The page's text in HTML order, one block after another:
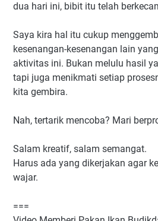
dua hari ini, bibit itu telah
Saya kira hal itu cukup
kesenangan-kesenangan lain
aktivitas ini. Bukan melulu hasil
tapi juga menikmati setiap
kita gembira.
Nah, tertarik mencoba? Mari
Salam kreatif, salam semangat.
Harus ada yang dikerjakan agar
wajar.
===